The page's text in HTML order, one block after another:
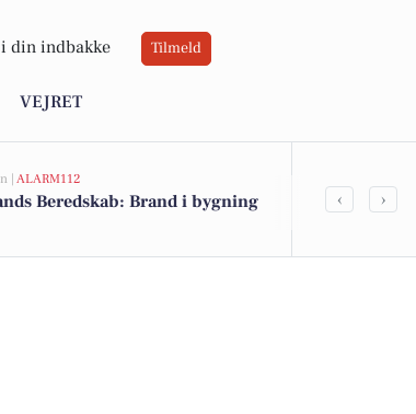
din indbakke Tilmeld
VEJRET
| ALARM112
Beredskab: Brand i bygning ‹ ›